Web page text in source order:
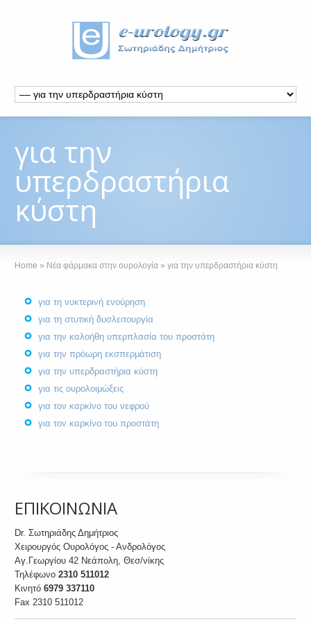
για την
υπερδραστήρια
κύστη
Home » Νέα φάρμακα στην ουρολογία » για την υπερδραστήρια κύστη
για τη νυκτερινή ενούρηση
για τη στυτική δυσλειτουργία
για την καλοήθη υπερπλασία του προστάτη
για την πρόωρη εκσπερμάτιση
για την υπερδραστήρια κύστη
για τις ουρολοιμώξεις
για τον καρκίνο του νεφρού
για τον καρκίνο του προστάτη
ΕΠΙΚΟΙΝΩΝΙΑ
Dr. Σωτηριάδης Δημήτριος
Χειρουργός Ουρολόγος - Ανδρολόγος
Αγ.Γεωργίου 42 Νεάπολη, Θεσ/νίκης
Τηλέφωνο2310 511012
Κινητό6979 337110
Fax 2310 511012